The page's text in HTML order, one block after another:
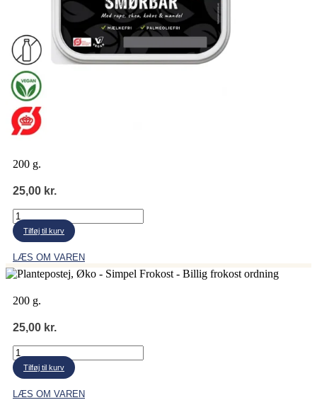
200 g.
25,00 kr.
Naturli'
smørbar
antal
Tilføj til kurv
LÆS OM VAREN
200 g.
25,00 kr.
Hanegal
plantepostej
antal
Tilføj til kurv
LÆS OM VAREN